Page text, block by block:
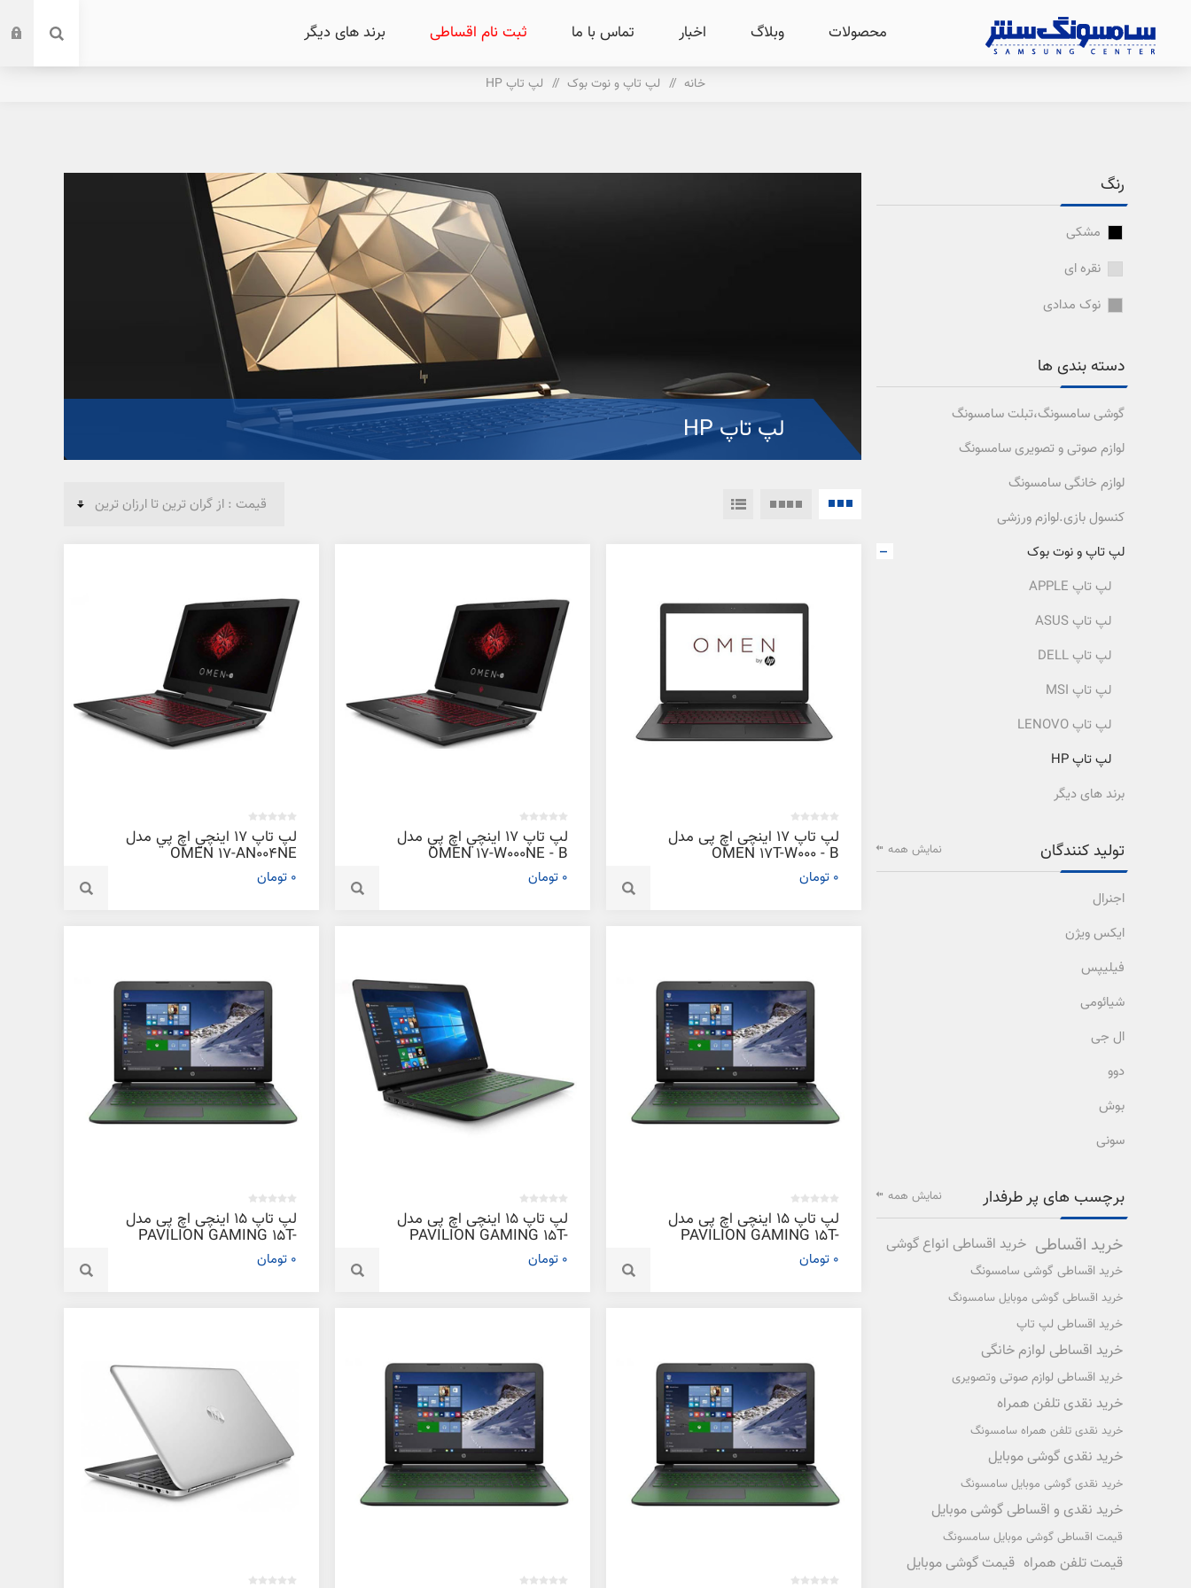
محصولات وبلاگ اخبار تماس با ما ثبت نام اقساطی برند های دیگر
خانه / لپ تاپ و نوت بوک / لپ تاپ HP
لپ تاپ HP
لپ تاپ 17 اینچی اچ پی مدل
OMEN 17T-W000 - B
0 تومان
لپ تاپ 17 اينچي اچ پي مدل
OMEN 17-W000NE - B
0 تومان
لپ تاپ 17 اينچي اچ پي مدل
OMEN 17-AN004NE
0 تومان
لپ تاپ 15 اینچی اچ پی مدل
PAVILION GAMING 15T-
AK049- E
0 تومان
لپ تاپ 15 اینچی اچ پی مدل
PAVILION GAMING 15T-
AK049- D
0 تومان
لپ تاپ 15 اینچی اچ پی مدل
PAVILION GAMING 15T-
AK049- C
0 تومان
رنگ
مشکی
نقره ای
نوک مدادی
دسته بندی ها
گوشی سامسونگ،تبلت سامسونگ
لوازم صوتی و تصویری سامسونگ
لوازم خانگی سامسونگ
کنسول بازی.لوازم ورزشی
لپ تاپ و نوت بوک
لپ تاپ APPLE
لپ تاپ ASUS
لپ تاپ DELL
لپ تاپ MSI
لپ تاپ LENOVO
لپ تاپ HP
برند های دیگر
تولید کنندگان
اجنرال
ایکس ویژن
فیلیپس
شیائومی
ال جی
دوو
بوش
سونی
نمایش همه
برچسب های پر طرفدار
خرید اقساطی خرید اقساطی انواع گوشی
خرید اقساطی گوشی سامسونگ
خرید اقساطی گوشی موبایل سامسونگ
خرید اقساطی لپ تاپ
خرید اقساطی لوازم خانگی
خرید اقساطی لوازم صوتی وتصویری
خرید نقدی تلفن همراه
خرید نقدی تلفن همراه سامسونگ
خرید نقدی گوشی موبایل
خرید نقدی گوشی موبایل سامسونگ
خرید نقدی و اقساطی گوشی موبایل
قیمت اقساطی گوشی موبایل سامسونگ
قیمت تلفن همراه قیمت گوشی موبایل
نمایش همه